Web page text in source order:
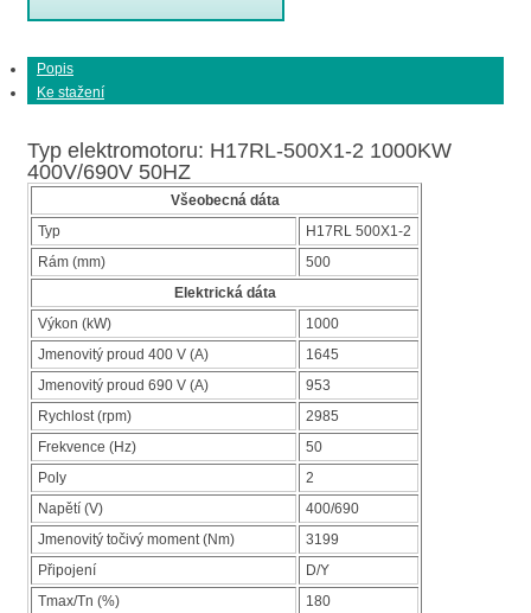
Popis
Ke stažení
Typ elektromotoru: H17RL-500X1-2 1000KW
400V/690V 50HZ
Všeobecná dáta
Typ
H17RL 500X1-2
Rám (mm)
500
Elektrická dáta
Výkon (kW)
1000
Jmenovitý proud 400 V (A)
1645
Jmenovitý proud 690 V (A)
953
Rychlost (rpm)
2985
Frekvence (Hz)
50
Poly
2
Napětí (V)
400/690
Jmenovitý točivý moment (Nm)
3199
Připojení
D/Y
Tmax/Tn (%)
180